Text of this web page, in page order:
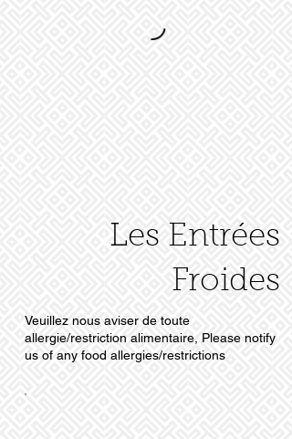
Les Entrées
Froides
Veuillez nous aviser de toute
allergie/restriction alimentaire, Please notify
us of any food allergies/restrictions